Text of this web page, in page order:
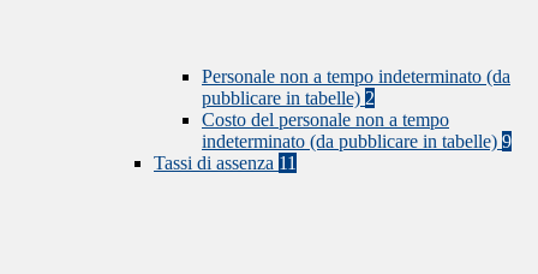
Personale non a tempo indeterminato (da
pubblicare in tabelle) 2
Costo del personale non a tempo
indeterminato (da pubblicare in tabelle) 9
Tassi di assenza 11